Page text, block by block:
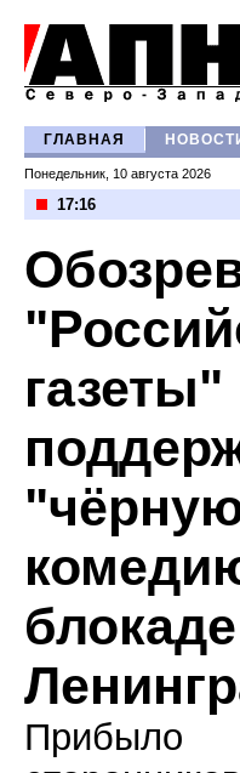
ГЛАВНАЯ
Понедельник, 10 августа 2026
17:16
газеты"
блокаде